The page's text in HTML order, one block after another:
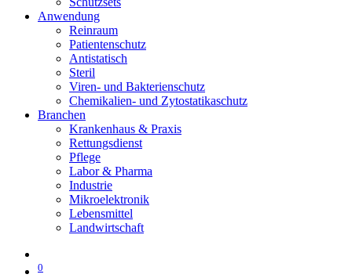
Anwendung
Reinraum
Patientenschutz
Antistatisch
Steril
Viren- und Bakterienschutz
Chemikalien- und Zytostatikaschutz
Branchen
Krankenhaus & Praxis
Rettungsdienst
Pflege
Labor & Pharma
Industrie
Mikroelektronik
Lebensmittel
Landwirtschaft
0